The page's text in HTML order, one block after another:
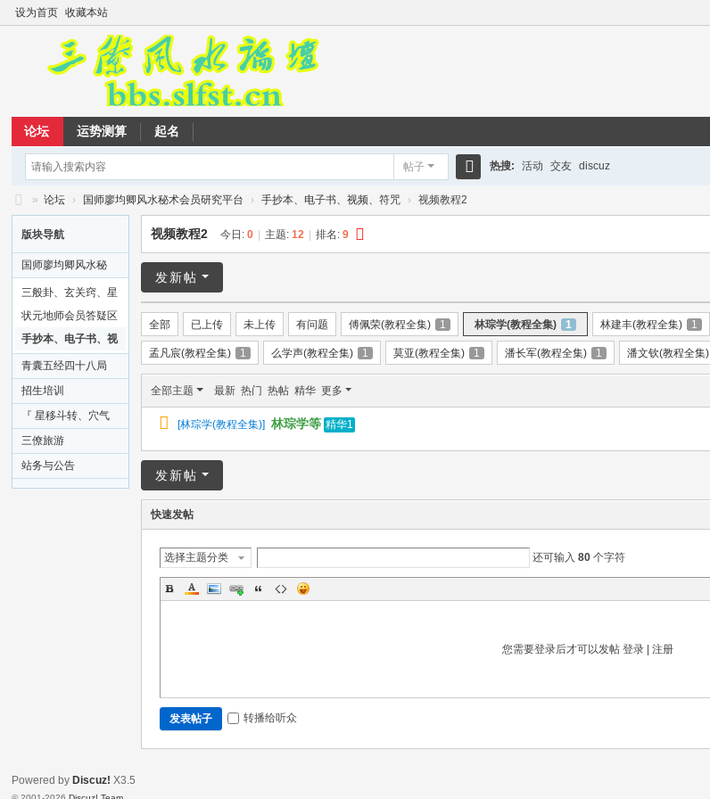
设为首页 收藏本站
论坛 运势测算 起名
帖子
索
热搜: 活动 交友 discuz
三
僚
风
坛
» 论坛 › 国师廖均卿风水秘术会员研究平台 › 手抄本、电子书、视频、符咒 › 视频教程2
版块导航
国师廖均卿风水秘
术会员研究平台
三般卦、玄关窍、星
移斗转
状元地师会员答疑区
手抄本、电子书、视
频、符咒
青囊五经四十八局
真旨
招生培训
『 星移斗转、穴气
盈亏、返气纳骨』
三僚旅游
站务与公告
视频教程2 今日:0 主题:12 排名:9
发新帖
全部 已上传 未上传 有问题 傅佩荣(教程全集) 1 林琮学(教程全集) 1 林建丰(教程全集) 1
孟凡宸(教程全集) 1 么学声(教程全集) 1 莫亚(教程全集) 1 潘长军(教程全集) 1 潘文钦(教程全集)
全部主题 最新 热门 热帖 精华 更多
[林琮学(教程全集)] 林琮学等 精华1
发新帖
快速发帖
选择主题分类 还可输入80 个字符
您需要登录后才可以发帖登录 |注册
发表帖子 转播给听众
Powered by Discuz! X3.5